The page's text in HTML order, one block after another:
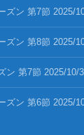
ズン 第7節 2025/
ズン 第8節 2025/
ン 第7節 2025/10/
ズン 第6節 2025/